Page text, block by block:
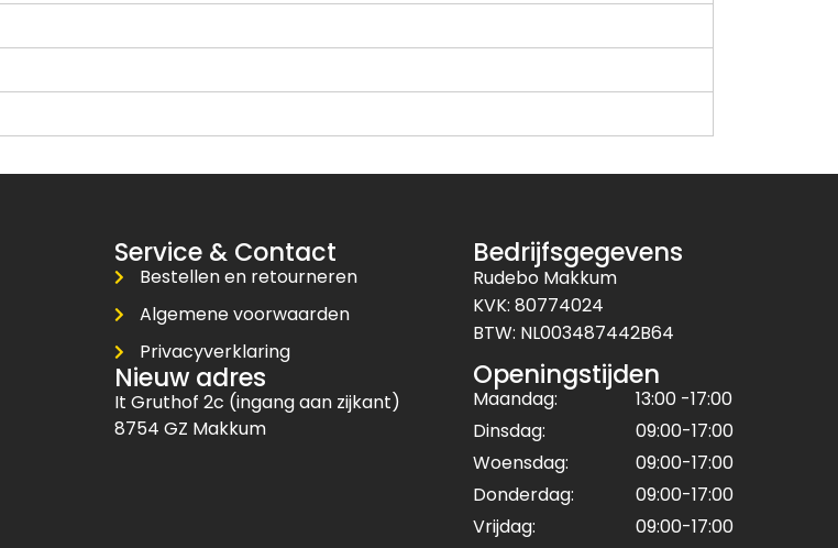
Service & Contact
Bestellen en retourneren
Algemene voorwaarden
Privacyverklaring
Nieuw adres
It Gruthof 2c (ingang aan zijkant)
8754 GZ Makkum
Bedrijfsgegevens
Rudebo Makkum
KVK: 80774024
BTW: NL003487442B64
Openingstijden
Maandag:
13:00 -17:00
Dinsdag:
09:00-17:00
Woensdag:
09:00-17:00
Donderdag:
09:00-17:00
Vrijdag:
09:00-17:00